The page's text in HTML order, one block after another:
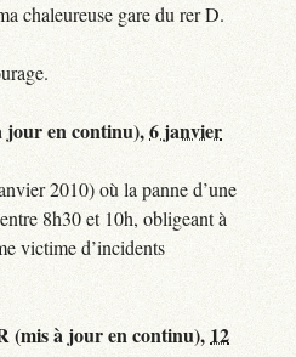
chaleureuse gare du rer D.
jour en continu),6 janvier
2010) où la panne d’une
8h30 et 10h, obligeant à
victime d’incidents
(mis à jour en continu), 12